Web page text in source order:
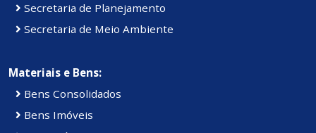
Secretaria de Planejamento
Secretaria de Meio Ambiente
Materiais e Bens:
Bens Consolidados
Bens Imóveis